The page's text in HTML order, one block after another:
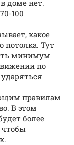
доме нет.
100
какое
потолка. Тут
минимум
по
правилам
В этом
более
чтобы